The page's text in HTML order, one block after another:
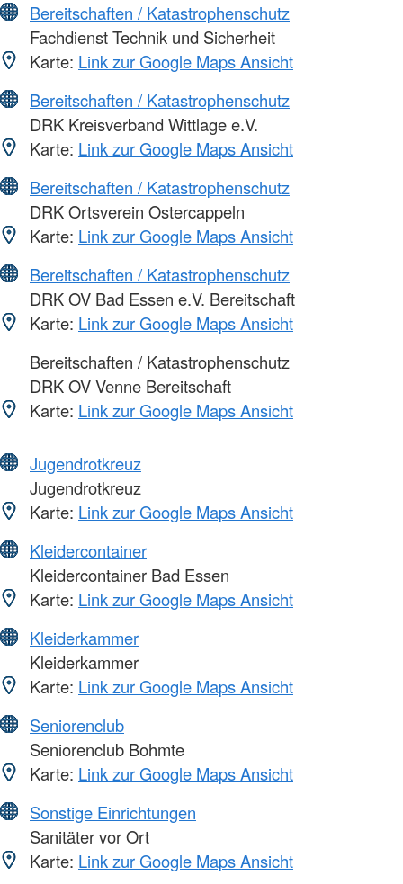
Bereitschaften / Katastrophenschutz
Fachdienst Technik und Sicherheit
Karte: Link zur Google Maps Ansicht
Bereitschaften / Katastrophenschutz
DRK Kreisverband Wittlage e.V.
Karte: Link zur Google Maps Ansicht
Bereitschaften / Katastrophenschutz
DRK Ortsverein Ostercappeln
Karte: Link zur Google Maps Ansicht
Bereitschaften / Katastrophenschutz
DRK OV Bad Essen e.V. Bereitschaft
Karte: Link zur Google Maps Ansicht
Bereitschaften / Katastrophenschutz
DRK OV Venne Bereitschaft
Karte: Link zur Google Maps Ansicht
Jugendrotkreuz
Jugendrotkreuz
Karte: Link zur Google Maps Ansicht
Kleidercontainer
Kleidercontainer Bad Essen
Karte: Link zur Google Maps Ansicht
Kleiderkammer
Kleiderkammer
Karte: Link zur Google Maps Ansicht
Seniorenclub
Seniorenclub Bohmte
Karte: Link zur Google Maps Ansicht
Sonstige Einrichtungen
Sanitäter vor Ort
Karte: Link zur Google Maps Ansicht